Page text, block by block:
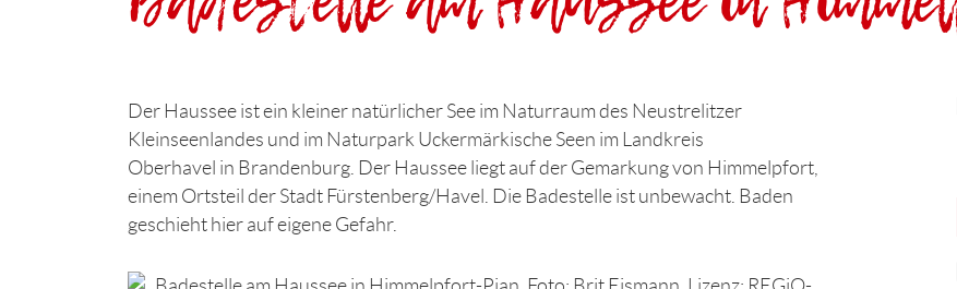
Der Haussee ist ein kleiner natürlicher See im Naturraum des Neustrelitzer
Kleinseenlandes und im Naturpark Uckermärkische Seen im Landkreis
Oberhavel in Brandenburg. Der Haussee liegt auf der Gemarkung von Himmelpfort,
einem Ortsteil der Stadt Fürstenberg/Havel. Die Badestelle ist unbewacht. Baden
geschieht hier auf eigene Gefahr.